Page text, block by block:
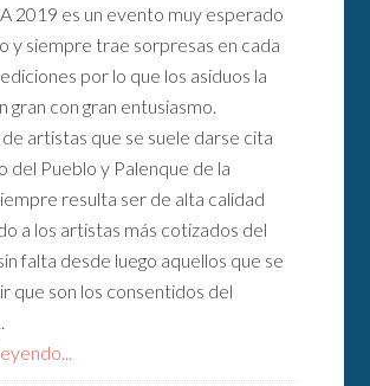
2019 es un evento muy esperado
y siempre trae sorpresas en cada
por lo que los asiduos la
gran con gran entusiasmo.
artistas que se suele darse cita
del Pueblo y Palenque de la
resulta ser de alta calidad
a los artistas más cotizados del
falta desde luego aquellos que se
que son los consentidos del